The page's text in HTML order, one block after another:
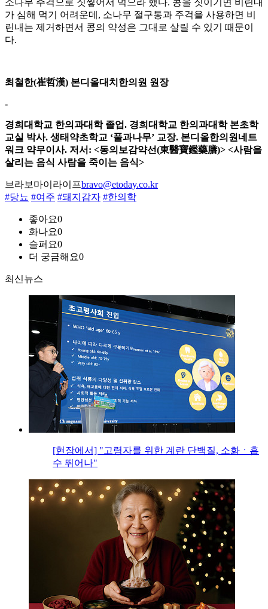
소나무 주걱으로 짓찧어서 먹으라 했다. 콩을 짓이기면 비린내
가 심해 먹기 어려운데, 소나무 절구통과 주걱을 사용하면 비
린내는 제거하면서 콩의 약성은 그대로 살릴 수 있기 때문이
다.
최철한(崔哲漢) 본디올대치한의원 원장
-
경희대학교 한의과대학 졸업. 경희대학교 한의과대학 본초학
교실 박사. 생태약초학교 ‘풀과나무’ 교장. 본디올한의원네트
워크 약무이사. 저서: <동의보감약선(東醫寶鑑藥膳)> <사람을
살리는 음식 사람을 죽이는 음식>
브라보마이라이프bravo@etoday.co.kr
#당뇨 #여주 #돼지감자 #한의학
좋아요0
화나요0
슬퍼요0
더 궁금해요0
최신뉴스
[현장에서] "고령자를 위한 계란 단백질, 소화ㆍ흡
수 뛰어나"